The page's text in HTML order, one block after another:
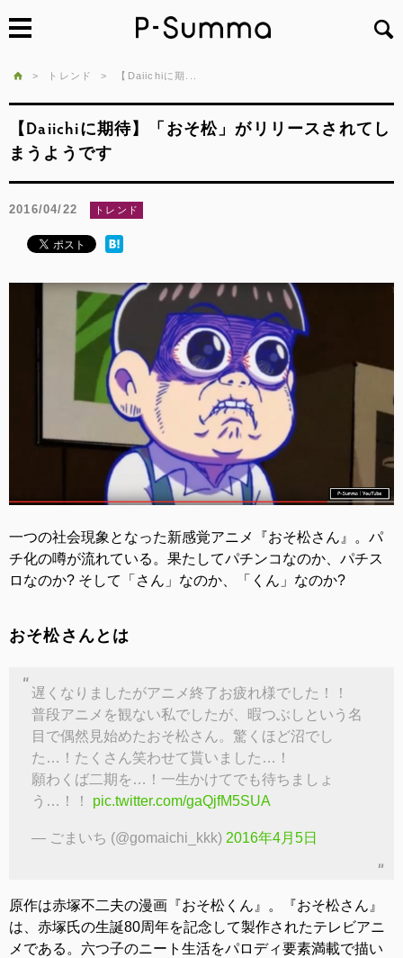
> トレンド > 【Daiichiに期...
【Daiichiに期待】「おそ松」がリリースされてし
まうようです
2016/04/22 トレンド
一つの社会現象となった新感覚アニメ『おそ松さん』。パ
チ化の噂が流れている。果たしてパチンコなのか、パチス
ロなのか? そして「さん」なのか、「くん」なのか?
おそ松さんとは
遅くなりましたがアニメ終了お疲れ様でした！！
普段アニメを観ない私でしたが、暇つぶしという名
目で偶然見始めたおそ松さん。驚くほど沼でし
た…！たくさん笑わせて貰いました…！
願わくば二期を…！一生かけてでも待ちましょ
う…！！ pic.twitter.com/gaQjfM5SUA
— ごまいち (@gomaichi_kkk) 2016年4月5日
原作は赤塚不二夫の漫画『おそ松くん』。『おそ松さん』
は、赤塚氏の生誕80周年を記念して製作されたテレビアニ
メである。六つ子のニート生活をパロディ要素満載で描い